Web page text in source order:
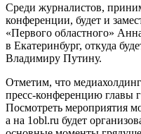
Среди журналистов,
конференции, будет и
«Первого областного»
в Екатеринбург, откуда
Владимиру Путину.
Отметим, что
пресс-конференцию главы
Посмотреть мероприятия
а на 1obl.ru будет